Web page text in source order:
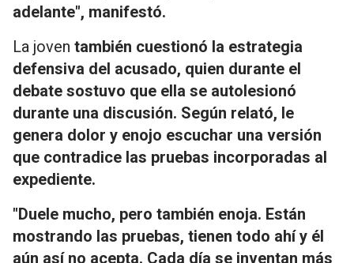
adelante", manifestó.
La joven también cuestionó la estrategia
defensiva del acusado, quien durante el
debate sostuvo que ella se autolesionó
durante una discusión. Según relató, le
genera dolor y enojo escuchar una versión
que contradice las pruebas incorporadas al
expediente.
"Duele mucho, pero también enoja. Están
mostrando las pruebas, tienen todo ahí y él
aún así no acepta. Cada día se inventan más